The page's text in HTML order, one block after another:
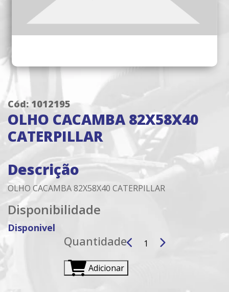
Cód: 1012195
OLHO CACAMBA 82X58X40
CATERPILLAR
Descrição
OLHO CACAMBA 82X58X40 CATERPILLAR
Disponibilidade
Disponivel
Quantidade
Adicionar